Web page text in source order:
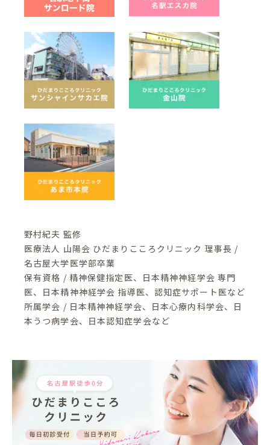
野村紀夫 監修
医療法人 山陽会 ひだまりこころクリニック 理事長 /
名古屋大学医学部卒業
保有資格 / 精神保健指定医、日本精神神経学会 専門
医、日本精神神経学会 指導医、認知症サポート医など
所属学会 / 日本精神神経学会、日本心療内科学会、日
本うつ病学会、日本認知症学会など